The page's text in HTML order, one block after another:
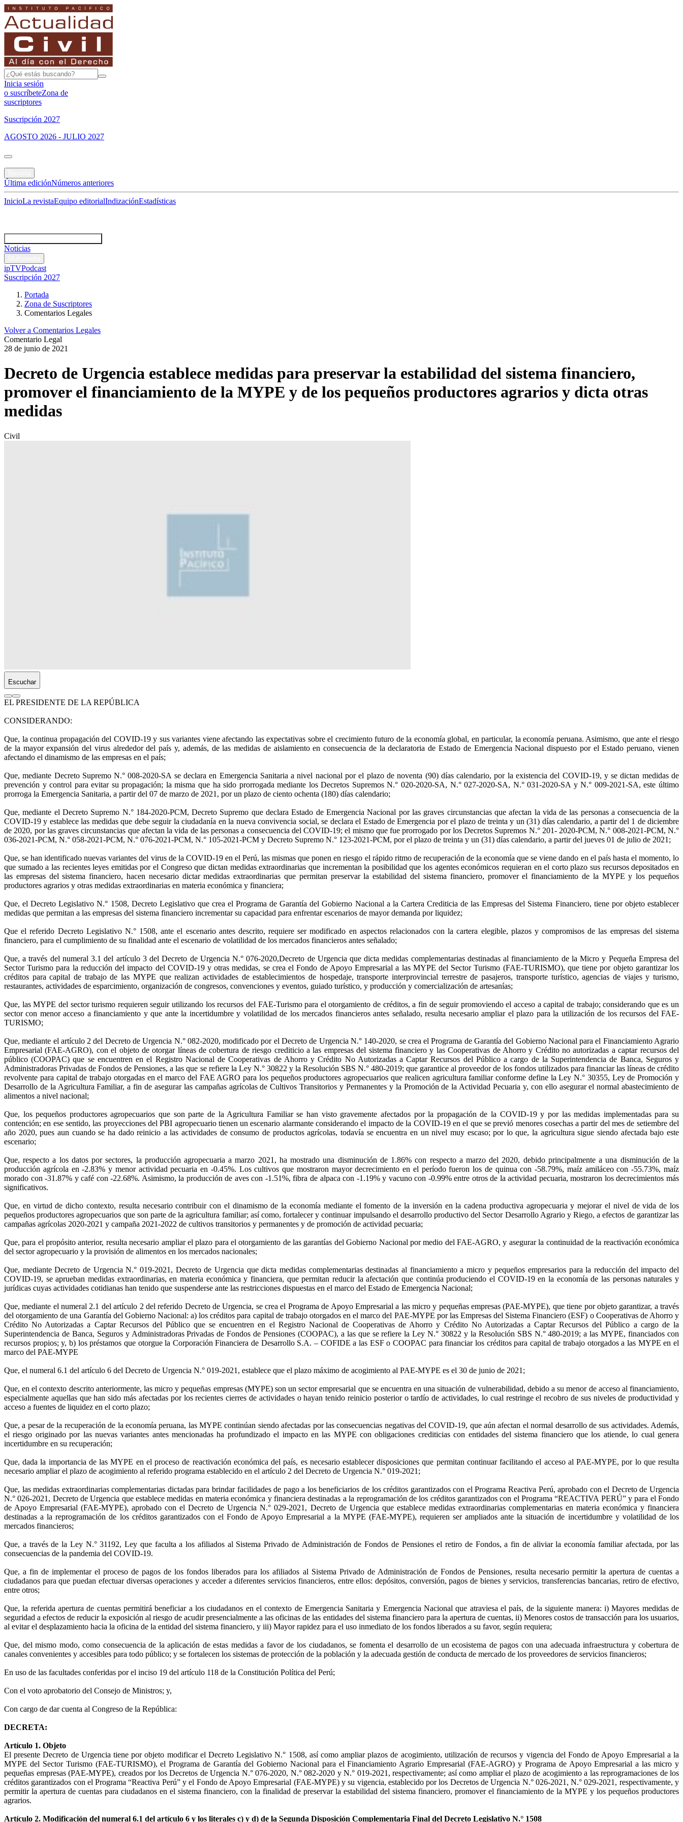
Inicia sesión
o suscríbeteZona de
suscriptores
Suscripción 2027
AGOSTO 2026 - JULIO 2027
Última ediciónNúmeros anteriores
InicioLa revistaEquipo editorialIndizaciónEstadísticas
Noticias
ipTVPodcast
Suscripción 2027
Portada
Zona de Suscriptores
Comentarios Legales
Volver a Comentarios Legales
Comentario Legal
28 de junio de 2021
Decreto de Urgencia establece medidas para preservar la estabilidad del sistema financiero,
promover el financiamiento de la MYPE y de los pequeños productores agrarios y dicta otras
medidas
Civil
Escuchar
EL PRESIDENTE DE LA REPÚBLICA
CONSIDERANDO:
Que, la continua propagación del COVID-19 y sus variantes viene afectando las expectativas sobre el crecimiento futuro de la economía global, en particular, la economía peruana. Asimismo, que ante el riesgo
de la mayor expansión del virus alrededor del país y, además, de las medidas de aislamiento en consecuencia de la declaratoria de Estado de Emergencia Nacional dispuesto por el Estado peruano, vienen
afectando el dinamismo de las empresas en el país;
Que, mediante Decreto Supremo N.° 008-2020-SA se declara en Emergencia Sanitaria a nivel nacional por el plazo de noventa (90) días calendario, por la existencia del COVID-19, y se dictan medidas de
prevención y control para evitar su propagación; la misma que ha sido prorrogada mediante los Decretos Supremos N.° 020-2020-SA, N.° 027-2020-SA, N.° 031-2020-SA y N.° 009-2021-SA, este último
prorroga la Emergencia Sanitaria, a partir del 07 de marzo de 2021, por un plazo de ciento ochenta (180) días calendario;
Que, mediante el Decreto Supremo N.° 184-2020-PCM, Decreto Supremo que declara Estado de Emergencia Nacional por las graves circunstancias que afectan la vida de las personas a consecuencia de la
COVID-19 y establece las medidas que debe seguir la ciudadanía en la nueva convivencia social, se declara el Estado de Emergencia por el plazo de treinta y un (31) días calendario, a partir del 1 de diciembre
de 2020, por las graves circunstancias que afectan la vida de las personas a consecuencia del COVID-19; el mismo que fue prorrogado por los Decretos Supremos N.° 201- 2020-PCM, N.° 008-2021-PCM, N.°
036-2021-PCM, N.° 058-2021-PCM, N.° 076-2021-PCM, N.° 105-2021-PCM y Decreto Supremo N.° 123-2021-PCM, por el plazo de treinta y un (31) días calendario, a partir del jueves 01 de julio de 2021;
Que, se han identificado nuevas variantes del virus de la COVID-19 en el Perú, las mismas que ponen en riesgo el rápido ritmo de recuperación de la economía que se viene dando en el país hasta el momento, lo
que sumado a las recientes leyes emitidas por el Congreso que dictan medidas extraordinarias que incrementan la posibilidad que los agentes económicos requieran en el corto plazo sus recursos depositados en
las empresas del sistema financiero, hacen necesario dictar medidas extraordinarias que permitan preservar la estabilidad del sistema financiero, promover el financiamiento de la MYPE y los pequeños
productores agrarios y otras medidas extraordinarias en materia económica y financiera;
Que, el Decreto Legislativo N.° 1508, Decreto Legislativo que crea el Programa de Garantía del Gobierno Nacional a la Cartera Crediticia de las Empresas del Sistema Financiero, tiene por objeto establecer
medidas que permitan a las empresas del sistema financiero incrementar su capacidad para enfrentar escenarios de mayor demanda por liquidez;
Que el referido Decreto Legislativo N.° 1508, ante el escenario antes descrito, requiere ser modificado en aspectos relacionados con la cartera elegible, plazos y compromisos de las empresas del sistema
financiero, para el cumplimiento de su finalidad ante el escenario de volatilidad de los mercados financieros antes señalado;
Que, a través del numeral 3.1 del artículo 3 del Decreto de Urgencia N.° 076-2020,Decreto de Urgencia que dicta medidas complementarias destinadas al financiamiento de la Micro y Pequeña Empresa del
Sector Turismo para la reducción del impacto del COVID-19 y otras medidas, se crea el Fondo de Apoyo Empresarial a las MYPE del Sector Turismo (FAE-TURISMO), que tiene por objeto garantizar los
créditos para capital de trabajo de las MYPE que realizan actividades de establecimientos de hospedaje, transporte interprovincial terrestre de pasajeros, transporte turístico, agencias de viajes y turismo,
restaurantes, actividades de esparcimiento, organización de congresos, convenciones y eventos, guiado turístico, y producción y comercialización de artesanías;
Que, las MYPE del sector turismo requieren seguir utilizando los recursos del FAE-Turismo para el otorgamiento de créditos, a fin de seguir promoviendo el acceso a capital de trabajo; considerando que es un
sector con menor acceso a financiamiento y que ante la incertidumbre y volatilidad de los mercados financieros antes señalado, resulta necesario ampliar el plazo para la utilización de los recursos del FAE-
TURISMO;
Que, mediante el artículo 2 del Decreto de Urgencia N.° 082-2020, modificado por el Decreto de Urgencia N.° 140-2020, se crea el Programa de Garantía del Gobierno Nacional para el Financiamiento Agrario
Empresarial (FAE-AGRO), con el objeto de otorgar líneas de cobertura de riesgo crediticio a las empresas del sistema financiero y las Cooperativas de Ahorro y Crédito no autorizadas a captar recursos del
público (COOPAC) que se encuentren en el Registro Nacional de Cooperativas de Ahorro y Crédito No Autorizadas a Captar Recursos del Público a cargo de la Superintendencia de Banca, Seguros y
Administradoras Privadas de Fondos de Pensiones, a las que se refiere la Ley N.° 30822 y la Resolución SBS N.° 480-2019; que garantice al proveedor de los fondos utilizados para financiar las líneas de crédito
revolvente para capital de trabajo otorgadas en el marco del FAE AGRO para los pequeños productores agropecuarios que realicen agricultura familiar conforme define la Ley N.° 30355, Ley de Promoción y
Desarrollo de la Agricultura Familiar, a fin de asegurar las campañas agrícolas de Cultivos Transitorios y Permanentes y la Promoción de la Actividad Pecuaria y, con ello asegurar el normal abastecimiento de
alimentos a nivel nacional;
Que, los pequeños productores agropecuarios que son parte de la Agricultura Familiar se han visto gravemente afectados por la propagación de la COVID-19 y por las medidas implementadas para su
contención; en ese sentido, las proyecciones del PBI agropecuario tienen un escenario alarmante considerando el impacto de la COVID-19 en el que se previó menores cosechas a partir del mes de setiembre del
año 2020, pues aun cuando se ha dado reinicio a las actividades de consumo de productos agrícolas, todavía se encuentra en un nivel muy escaso; por lo que, la agricultura sigue siendo afectada bajo este
escenario;
Que, respecto a los datos por sectores, la producción agropecuaria a marzo 2021, ha mostrado una disminución de 1.86% con respecto a marzo del 2020, debido principalmente a una disminución de la
producción agrícola en -2.83% y menor actividad pecuaria en -0.45%. Los cultivos que mostraron mayor decrecimiento en el período fueron los de quinua con -58.79%, maíz amiláceo con -55.73%, maíz
morado con -31.87% y café con -22.68%. Asimismo, la producción de aves con -1.51%, fibra de alpaca con -1.19% y vacuno con -0.99% entre otros de la actividad pecuaria, mostraron los decrecimientos más
significativos.
Que, en virtud de dicho contexto, resulta necesario contribuir con el dinamismo de la economía mediante el fomento de la inversión en la cadena productiva agropecuaria y mejorar el nivel de vida de los
pequeños productores agropecuarios que son parte de la agricultura familiar; así como, fortalecer y continuar impulsando el desarrollo productivo del Sector Desarrollo Agrario y Riego, a efectos de garantizar las
campañas agrícolas 2020-2021 y campaña 2021-2022 de cultivos transitorios y permanentes y de promoción de actividad pecuaria;
Que, para el propósito anterior, resulta necesario ampliar el plazo para el otorgamiento de las garantías del Gobierno Nacional por medio del FAE-AGRO, y asegurar la continuidad de la reactivación económica
del sector agropecuario y la provisión de alimentos en los mercados nacionales;
Que, mediante Decreto de Urgencia N.° 019-2021, Decreto de Urgencia que dicta medidas complementarias destinadas al financiamiento a micro y pequeños empresarios para la reducción del impacto del
COVID-19, se aprueban medidas extraordinarias, en materia económica y financiera, que permitan reducir la afectación que continúa produciendo el COVID-19 en la economía de las personas naturales y
jurídicas cuyas actividades cotidianas han tenido que suspenderse ante las restricciones dispuestas en el marco del Estado de Emergencia Nacional;
Que, mediante el numeral 2.1 del artículo 2 del referido Decreto de Urgencia, se crea el Programa de Apoyo Empresarial a las micro y pequeñas empresas (PAE-MYPE), que tiene por objeto garantizar, a través
del otorgamiento de una Garantía del Gobierno Nacional: a) los créditos para capital de trabajo otorgados en el marco del PAE-MYPE por las Empresas del Sistema Financiero (ESF) o Cooperativas de Ahorro y
Crédito No Autorizadas a Captar Recursos del Público que se encuentren en el Registro Nacional de Cooperativas de Ahorro y Crédito No Autorizadas a Captar Recursos del Público a cargo de la
Superintendencia de Banca, Seguros y Administradoras Privadas de Fondos de Pensiones (COOPAC), a las que se refiere la Ley N.° 30822 y la Resolución SBS N.° 480-2019; a las MYPE, financiados con
recursos propios; y, b) los préstamos que otorgue la Corporación Financiera de Desarrollo S.A. – COFIDE a las ESF o COOPAC para financiar los créditos para capital de trabajo otorgados a las MYPE en el
marco del PAE-MYPE
Que, el numeral 6.1 del artículo 6 del Decreto de Urgencia N.° 019-2021, establece que el plazo máximo de acogimiento al PAE-MYPE es el 30 de junio de 2021;
Que, en el contexto descrito anteriormente, las micro y pequeñas empresas (MYPE) son un sector empresarial que se encuentra en una situación de vulnerabilidad, debido a su menor de acceso al financiamiento,
especialmente aquellas que han sido más afectadas por los recientes cierres de actividades o hayan tenido reinicio posterior o tardío de actividades, lo cual restringe el recobro de sus niveles de productividad y
acceso a fuentes de liquidez en el corto plazo;
Que, a pesar de la recuperación de la economía peruana, las MYPE continúan siendo afectadas por las consecuencias negativas del COVID-19, que aún afectan el normal desarrollo de sus actividades. Además,
el riesgo originado por las nuevas variantes antes mencionadas ha profundizado el impacto en las MYPE con obligaciones crediticias con entidades del sistema financiero que los atiende, lo cual genera
incertidumbre en su recuperación;
Que, dada la importancia de las MYPE en el proceso de reactivación económica del país, es necesario establecer disposiciones que permitan continuar facilitando el acceso al PAE-MYPE, por lo que resulta
necesario ampliar el plazo de acogimiento al referido programa establecido en el artículo 2 del Decreto de Urgencia N.° 019-2021;
Que, las medidas extraordinarias complementarias dictadas para brindar facilidades de pago a los beneficiarios de los créditos garantizados con el Programa Reactiva Perú, aprobado con el Decreto de Urgencia
N.° 026-2021, Decreto de Urgencia que establece medidas en materia económica y financiera destinadas a la reprogramación de los créditos garantizados con el Programa “REACTIVA PERÚ” y para el Fondo
de Apoyo Empresarial (FAE-MYPE), aprobado con el Decreto de Urgencia N.° 029-2021, Decreto de Urgencia que establece medidas extraordinarias complementarias en materia económica y financiera
destinadas a la reprogramación de los créditos garantizados con el Fondo de Apoyo Empresarial a la MYPE (FAE-MYPE), requieren ser ampliados ante la situación de incertidumbre y volatilidad de los
mercados financieros;
Que, a través de la Ley N.° 31192, Ley que faculta a los afiliados al Sistema Privado de Administración de Fondos de Pensiones el retiro de Fondos, a fin de aliviar la economía familiar afectada, por las
consecuencias de la pandemia del COVID-19.
Que, a fin de implementar el proceso de pagos de los fondos liberados para los afiliados al Sistema Privado de Administración de Fondos de Pensiones, resulta necesario permitir la apertura de cuentas a
ciudadanos para que puedan efectuar diversas operaciones y acceder a diferentes servicios financieros, entre ellos: depósitos, conversión, pagos de bienes y servicios, transferencias bancarias, retiro de efectivo,
entre otros;
Que, la referida apertura de cuentas permitirá beneficiar a los ciudadanos en el contexto de Emergencia Sanitaria y Emergencia Nacional que atraviesa el país, de la siguiente manera: i) Mayores medidas de
seguridad a efectos de reducir la exposición al riesgo de acudir presencialmente a las oficinas de las entidades del sistema financiero para la apertura de cuentas, ii) Menores costos de transacción para los usuarios,
al evitar el desplazamiento hacia la oficina de la entidad del sistema financiero, y iii) Mayor rapidez para el uso inmediato de los fondos liberados a su favor, según requiera;
Que, del mismo modo, como consecuencia de la aplicación de estas medidas a favor de los ciudadanos, se fomenta el desarrollo de un ecosistema de pagos con una adecuada infraestructura y cobertura de
canales convenientes y accesibles para todo público; y se fortalecen los sistemas de protección de la población y la adecuada gestión de conducta de mercado de los proveedores de servicios financieros;
En uso de las facultades conferidas por el inciso 19 del artículo 118 de la Constitución Política del Perú;
Con el voto aprobatorio del Consejo de Ministros; y,
Con cargo de dar cuenta al Congreso de la República:
DECRETA:
Artículo 1. Objeto
El presente Decreto de Urgencia tiene por objeto modificar el Decreto Legislativo N.° 1508, así como ampliar plazos de acogimiento, utilización de recursos y vigencia del Fondo de Apoyo Empresarial a la
MYPE del Sector Turismo (FAE-TURISMO), el Programa de Garantía del Gobierno Nacional para el Financiamiento Agrario Empresarial (FAE-AGRO) y Programa de Apoyo Empresarial a las micro y
pequeñas empresas (PAE-MYPE), creados por los Decretos de Urgencia N.° 076-2020, N.° 082-2020 y N.° 019-2021, respectivamente; así como ampliar el plazo de acogimiento a las reprogramaciones de los
créditos garantizados con el Programa “Reactiva Perú” y el Fondo de Apoyo Empresarial (FAE-MYPE) y su vigencia, establecido por los Decretos de Urgencia N.° 026-2021, N.° 029-2021, respectivamente, y
permitir la apertura de cuentas para ciudadanos en el sistema financiero, con la finalidad de preservar la estabilidad del sistema financiero, promover el financiamiento de la MYPE y los pequeños productores
agrarios.
Artículo 2. Modificación del numeral 6.1 del artículo 6 y los literales c) y d) de la Segunda Disposición Complementaria Final del Decreto Legislativo N.° 1508